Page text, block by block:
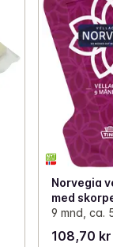
Norvegia
med
9 mnd, ca.
108,70 kr